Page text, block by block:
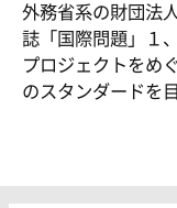
外務省系の財団法
誌「国際問題」１
プロジェクトをめ
のスタンダードを